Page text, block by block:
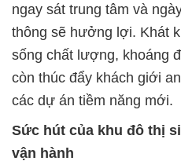
ngay sát trung tâm và
thông sẽ hưởng lợi. Khát
sống chất lượng, khoáng
còn thúc đẩy khách giới
các dự án tiềm năng mới.
Sức hút của khu đô thị
vận hành